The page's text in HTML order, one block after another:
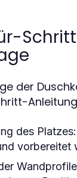
der
des
vorbereitet